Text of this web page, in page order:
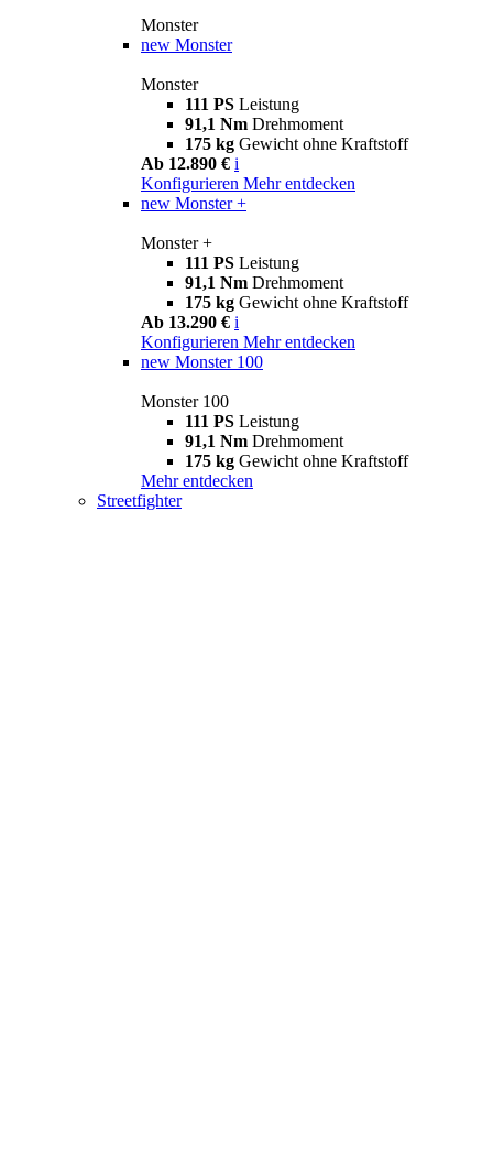
Monster
new Monster
Monster
111 PS Leistung
91,1 Nm Drehmoment
175 kg Gewicht ohne Kraftstoff
Ab 12.890 € i
Konfigurieren Mehr entdecken
new Monster +
Monster +
111 PS Leistung
91,1 Nm Drehmoment
175 kg Gewicht ohne Kraftstoff
Ab 13.290 € i
Konfigurieren Mehr entdecken
new Monster 100
Monster 100
111 PS Leistung
91,1 Nm Drehmoment
175 kg Gewicht ohne Kraftstoff
Mehr entdecken
Streetfighter